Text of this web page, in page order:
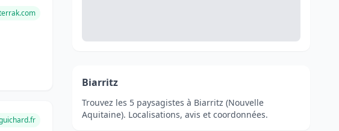
Biarritz
Trouvez les 5 paysagistes à Biarritz (Nouvelle
Aquitaine). Localisations, avis et coordonnées.